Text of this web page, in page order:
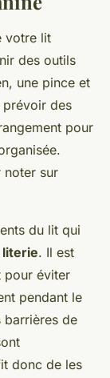
votre lit
des outils
une pince et
prévoir des
pour
noter sur
du lit qui
literie. Il est
pour éviter
pendant le
barrières de
donc de les